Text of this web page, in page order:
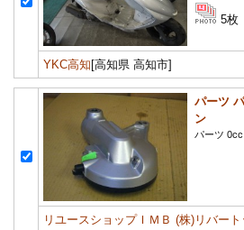
5枚
YKC高知 [高知県 高知市]
パーツ
ン
パーツ 0cc
リユースショップＩＭＢ (株)リバート